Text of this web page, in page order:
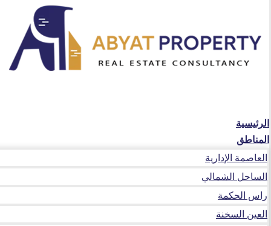
الرئيسية
المناطق
العاصمة الإدارية
الساحل الشمالي
راس الحكمة
العين السخنة